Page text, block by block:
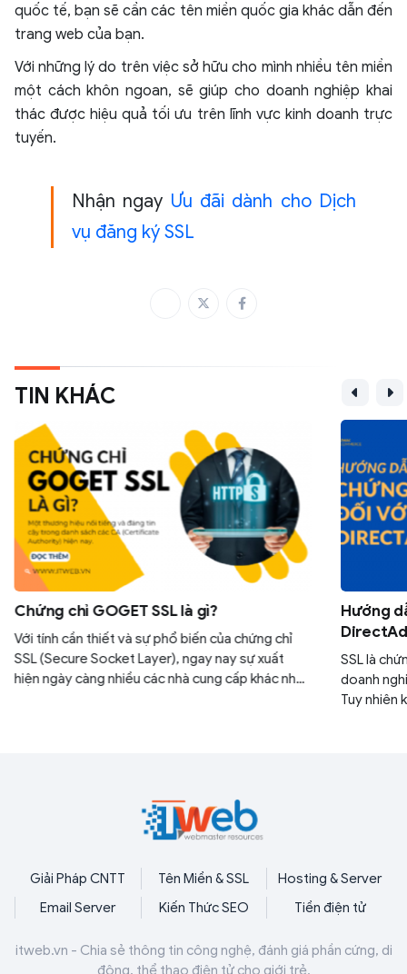
quốc tế, bạn sẽ cần các tên miền quốc gia khác dẫn đến
trang web của bạn.
Với những lý do trên việc sở hữu cho mình nhiều tên miền
một cách khôn ngoan, sẽ giúp cho doanh nghiệp khai
thác được hiệu quả tối ưu trên lĩnh vực kinh doanh trực
tuyến.
Nhận ngay Ưu đãi dành cho Dịch
vụ đăng ký SSL
TIN KHÁC
Chứng chỉ GOGET SSL là gì?
Với tính cần thiết và sự phổ biến của chứng chỉ
SSL (Secure Socket Layer), ngay nay sự xuất
hiện ngày càng nhiều các nhà cung cấp khác nhau
tổng quan và chọn lựa phù hợp nhất.
Hướng
SSL là
doanh
Tuy nhiên
Giải Pháp CNTT Tên Miền & SSL
Hosting & Server
Email Server
Kiến Thức SEO Tiền điện tử
itweb.vn - Chia sẻ thông tin công nghệ, đánh giá phần cứng, di
động, thể thao điện tử cho giới trẻ.